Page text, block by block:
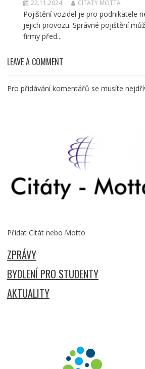
22.11.2024 CITATY MOTTA
Pojištění vozidel je pro podnikatele
jejich provozu. Správné pojištění
firmy před...
LEAVE A COMMENT
Pro přidávání komentářů se musíte
Přidat Citát nebo Motto
ZPRÁVY
BYDLENÍ PRO STUDENTY
AKTUALITY